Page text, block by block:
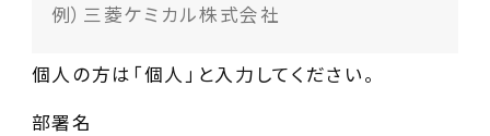
個人の方は「個人」と入力してください。
部署名